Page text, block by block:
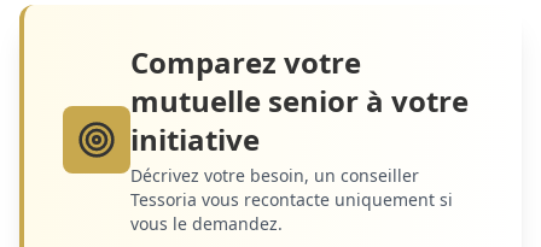
Comparez votre
mutuelle senior à votre
initiative
Décrivez votre besoin, un conseiller
Tessoria vous recontacte uniquement si
vous le demandez.